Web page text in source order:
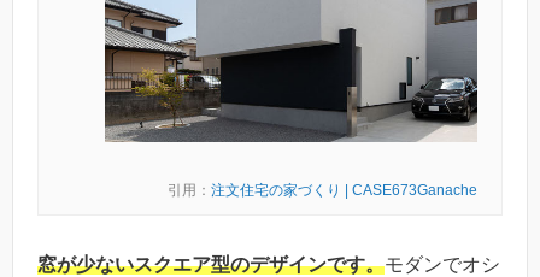
引用： 注文住宅の家づくり | CASE673Ganache
窓が少ないスクエア型のデザインです。モダンでオシ